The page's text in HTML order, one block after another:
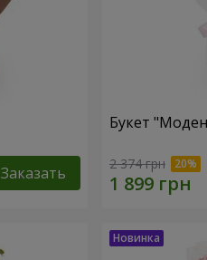
Заказать
Букет
2 374 грн